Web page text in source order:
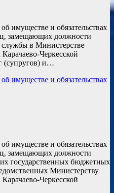
имуществе и обязательствах
замещающих должности
службы в Министерстве
Черкесской
(супругов) и…
имуществе и обязательствах
имуществе и обязательствах
замещающих должности
государственных бюджетных
Министерству
Черкесской